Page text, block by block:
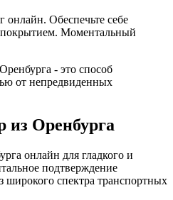
онлайн. Обеспечьте себе
Моментальный
- это способ
от непредвиденных
из Оренбурга
онлайн для гладкого и
подтверждение
спектра транспортных